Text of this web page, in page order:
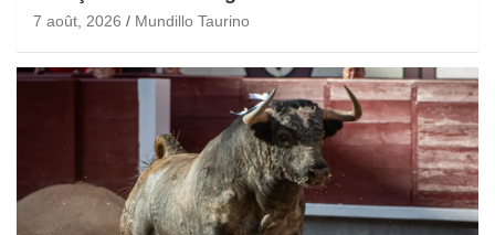
7 août, 2026 Mundillo Taurino